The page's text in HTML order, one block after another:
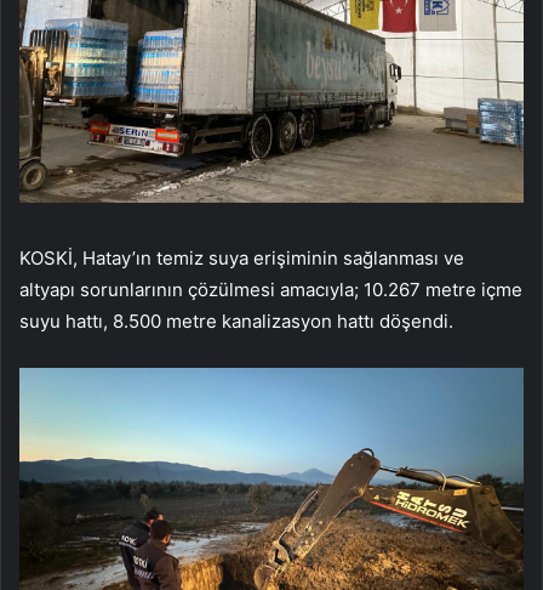
KOSKİ, Hatay’ın temiz suya erişiminin sağlanması ve
altyapı sorunlarının çözülmesi amacıyla; 10.267 metre içme
suyu hattı, 8.500 metre kanalizasyon hattı döşendi.